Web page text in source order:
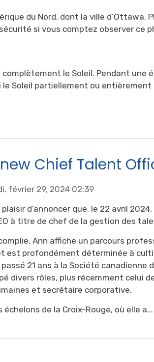
du Nord, dont la ville d’Ottawa.
si vous comptez observer ce
le Soleil. Pendant une
le Soleil partiellement ou
new Chief Talent
février 29, 2024 02:39
d’annoncer que, le 22 avril
à titre de chef de la gestion des
Ann affiche un parcours
est profondément déterminée à
21 ans à la Société canadienne
divers rôles, plus récemment celui
et secrétaire corporative.
échelons de la Croix-Rouge, où elle a...